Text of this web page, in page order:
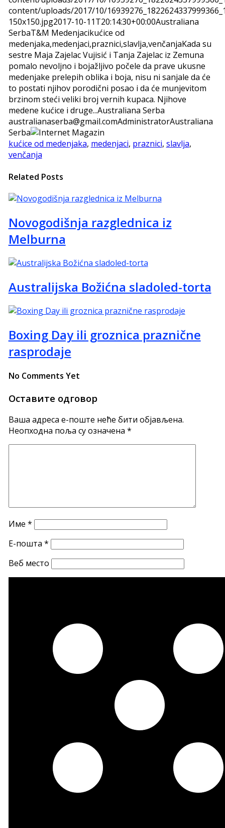
content/uploads/2017/10/
150x150.jpg2017-10-11T20:14:30+00:00Australiana
SerbaT&M Medenjacikućice od
medenjaka,medenjaci,praznici,slavlja,venčanjaKada su
sestre Maja Zajelac Vujisić i Tanja Zajelac iz Zemuna
pomalo nevoljno i bojažljivo počele da prave ukusne
medenjake prelepih oblika i boja, nisu ni sanjale da će
to postati njihov porodični posao i da će munjevitom
brzinom steći veliki broj vernih kupaca. Njihove
medene kućice i druge...Australiana Serba
australianaserba@gmail.comAdministratorAustraliana
Serba
kućice od medenjaka, medenjaci, praznici, slavlja,
venčanja
Related Posts
Novogodišnja razglednica iz
Melburna
Australijska Božićna sladoled-torta
Boxing Day ili groznica praznične
rasprodaje
No Comments Yet
Оставите одговор
Ваша адреса е-поште неће бити објављена.
Неопходна поља су означена *
Име *
Е-пошта *
Веб место